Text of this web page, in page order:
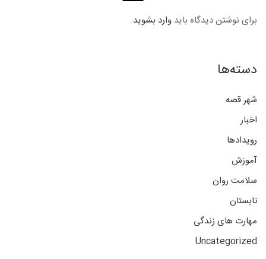
برای نوشتن دیدگاه باید وارد بشوید.
دسته‌ها
شهر قصه
اخبار
رویدادها
آموزش
سلامت روان
تابستان
مهارت های زندگی
Uncategorized